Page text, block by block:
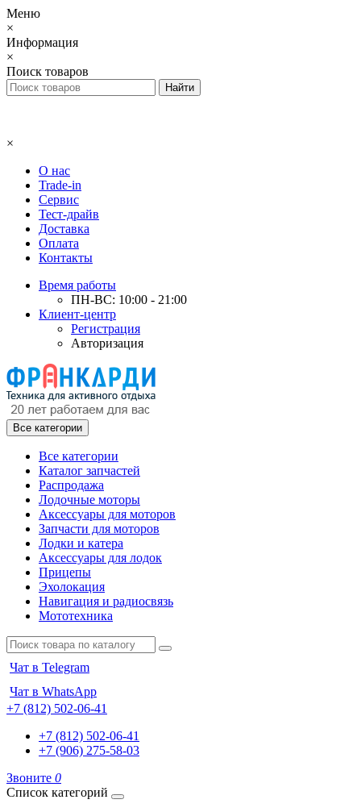
Меню
×
Информация
×
Поиск товаров
×
О нас
Trade-in
Сервис
Тест-драйв
Доставка
Оплата
Контакты
Время работы
ПН-ВС: 10:00 - 21:00
Клиент-центр
Регистрация
Авторизация
Все категории
Все категории
Каталог запчастей
Распродажа
Лодочные моторы
Аксессуары для моторов
Запчасти для моторов
Лодки и катера
Аксессуары для лодок
Прицепы
Эхолокация
Навигация и радиосвязь
Мототехника
Чат в Telegram
Чат в WhatsApp
+7 (812) 502-06-41
+7 (812) 502-06-41
+7 (906) 275-58-03
Звоните 0
Список категорий